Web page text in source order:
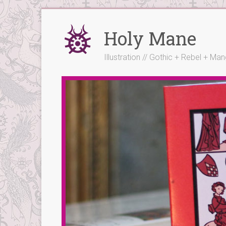
Skip
to
content
Holy Mane
Illustration // Gothic + Rebel +